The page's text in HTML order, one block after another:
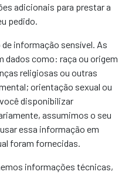
adicionais para prestar a
pedido.
informação sensível. As
dados como: raça ou origem
religiosas ou outras
orientação sexual ou
disponibilizar
assumimos o seu
essa informação em
foram fornecidas.
informações técnicas,